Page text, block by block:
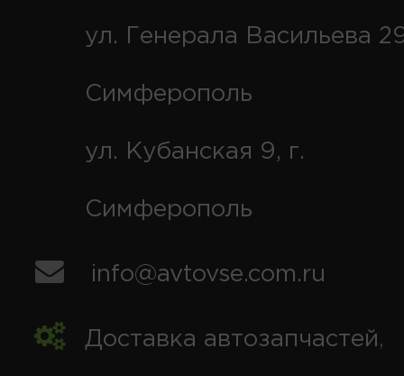
ул. Генерала Васильева
Симферополь
ул. Кубанская 9, г.
Симферополь
info@avtovse.com.ru
Доставка автозапчастей,